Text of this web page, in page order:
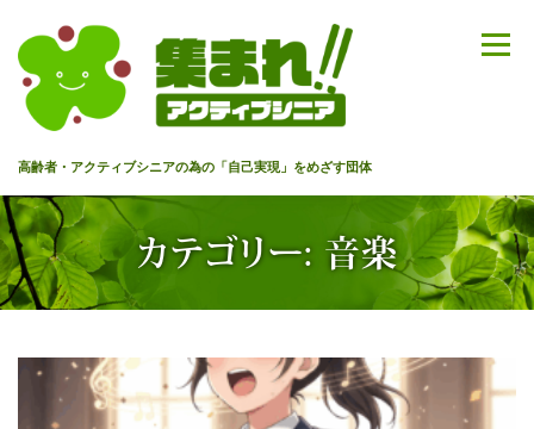
キ
ッ
プ
高齢者・アクティブシニアの為の「自己実現」をめざす団体
メニュー
HOME 代表あいさつ 私達について 今までのセミナー
入会のご案内 プライバシーポリシー
カテゴリー: 音楽